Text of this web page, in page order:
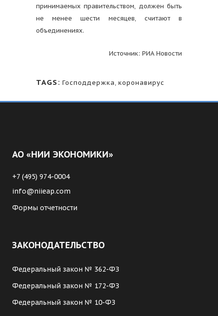
принимаемых правительством, должен быть
не менее шести месяцев, считают в
объединениях.
Источник: РИА Новости
TAGS: Господдержка, коронавирус
АО «НИИ ЭКОНОМИКИ»
+7 (495) 974-0004
info@niieap.com
Формы отчетности
ЗАКОНОДАТЕЛЬСТВО
Федеральный закон № 362-ФЗ
Федеральный закон № 172-ФЗ
Федеральный закон № 10-ФЗ